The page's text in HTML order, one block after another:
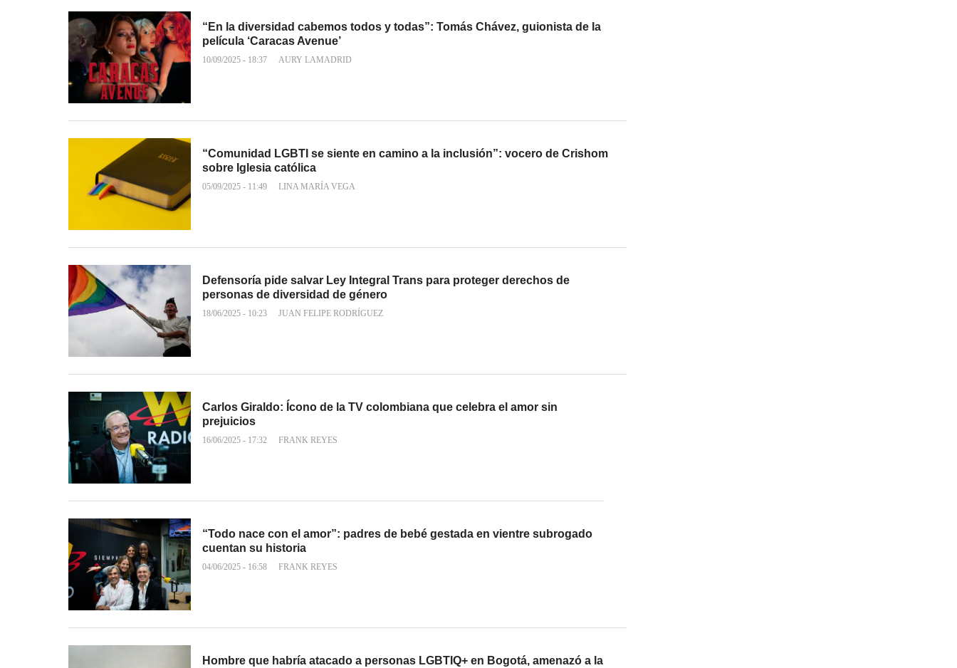
“En la diversidad cabemos todos y todas”: Tomás Chávez, guionista de la
película ‘Caracas Avenue’
10/09/2025 - 18:37 AURY LAMADRID
“Comunidad LGBTI se siente en camino a la inclusión”: vocero de Crishom
sobre Iglesia católica
05/09/2025 - 11:49 LINA MARÍA VEGA
Defensoría pide salvar Ley Integral Trans para proteger derechos de
personas de diversidad de género
18/06/2025 - 10:23 JUAN FELIPE RODRÍGUEZ
Carlos Giraldo: Ícono de la TV colombiana que celebra el amor sin
prejuicios
16/06/2025 - 17:32 FRANK REYES
“Todo nace con el amor”: padres de bebé gestada en vientre subrogado
cuentan su historia
04/06/2025 - 16:58 FRANK REYES
Hombre que habría atacado a personas LGBTIQ+ en Bogotá, amenazó a la